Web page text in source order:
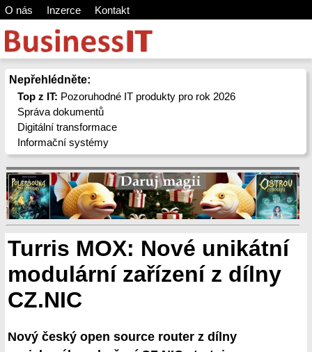
O nás Inzerce Kontakt
Nepřehlédněte:
Top z IT: Pozoruhodné IT produkty pro rok 2026
Správa dokumentů
Digitální transformace
Informační systémy
Turris MOX: Nové unikátní
modulární zařízení z dílny
CZ.NIC
Nový český open source router z dílny